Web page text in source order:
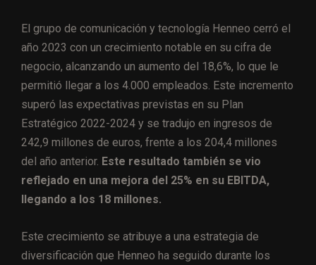
El grupo de comunicación y tecnología Henneo cerró el
año 2023 con un crecimiento notable en su cifra de
negocio, alcanzando un aumento del 18,6%, lo que le
permitió llegar a los 4.000 empleados. Este incremento
superó las expectativas previstas en su Plan
Estratégico 2022-2024 y se tradujo en ingresos de
242,9 millones de euros, frente a los 204,4 millones
del año anterior. Este resultado también se vio
reflejado en una mejora del 25% en su EBITDA,
llegando a los 18 millones.
Este crecimiento se atribuye a una estrategia de
diversificación que Henneo ha seguido durante los